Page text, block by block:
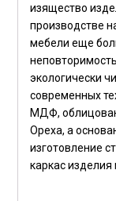
изящество
производстве
мебели еще
экологически
современных
МДФ,
Ореха, а
изготовление
каркас